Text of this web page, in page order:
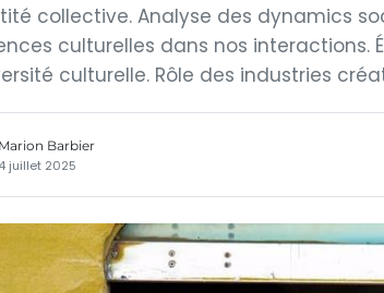
collective. Analyse des dynamics
culturelles dans nos interactions.
culturelle. Rôle des industries
Marion Barbier
4 juillet 2025